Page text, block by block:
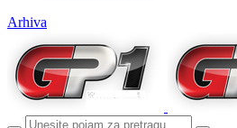
Arhiva